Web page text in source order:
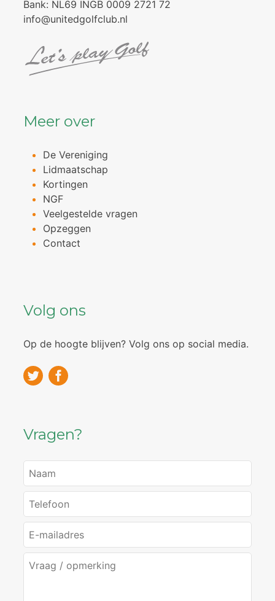
Bank: NL69 INGB 0009 2721 72
info@unitedgolfclub.nl
Meer over
De Vereniging
Lidmaatschap
Kortingen
NGF
Veelgestelde vragen
Opzeggen
Contact
Volg ons
Op de hoogte blijven? Volg ons op social media.
Vragen?